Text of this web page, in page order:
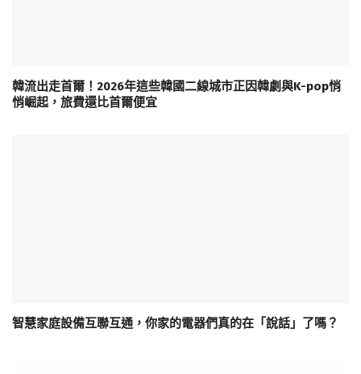
韓流出走首爾！2026年這些韓國二線城市正因韓劇與K-pop悄
悄崛起，旅費還比首爾便宜
智慧家庭設備互聯互通，你家的電器們真的在「說話」了嗎？